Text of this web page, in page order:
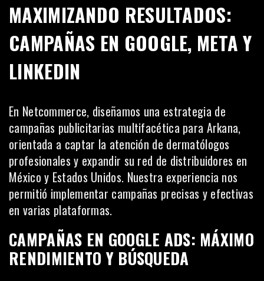
MAXIMIZANDO RESULTADOS:
CAMPAÑAS EN GOOGLE, META Y
LINKEDIN
En Netcommerce, diseñamos una estrategia de
campañas publicitarias multifacética para Arkana,
orientada a captar la atención de dermatólogos
profesionales y expandir su red de distribuidores en
México y Estados Unidos. Nuestra experiencia nos
permitió implementar campañas precisas y efectivas
en varias plataformas.
CAMPAÑAS EN GOOGLE ADS: MÁXIMO
RENDIMIENTO Y BÚSQUEDA